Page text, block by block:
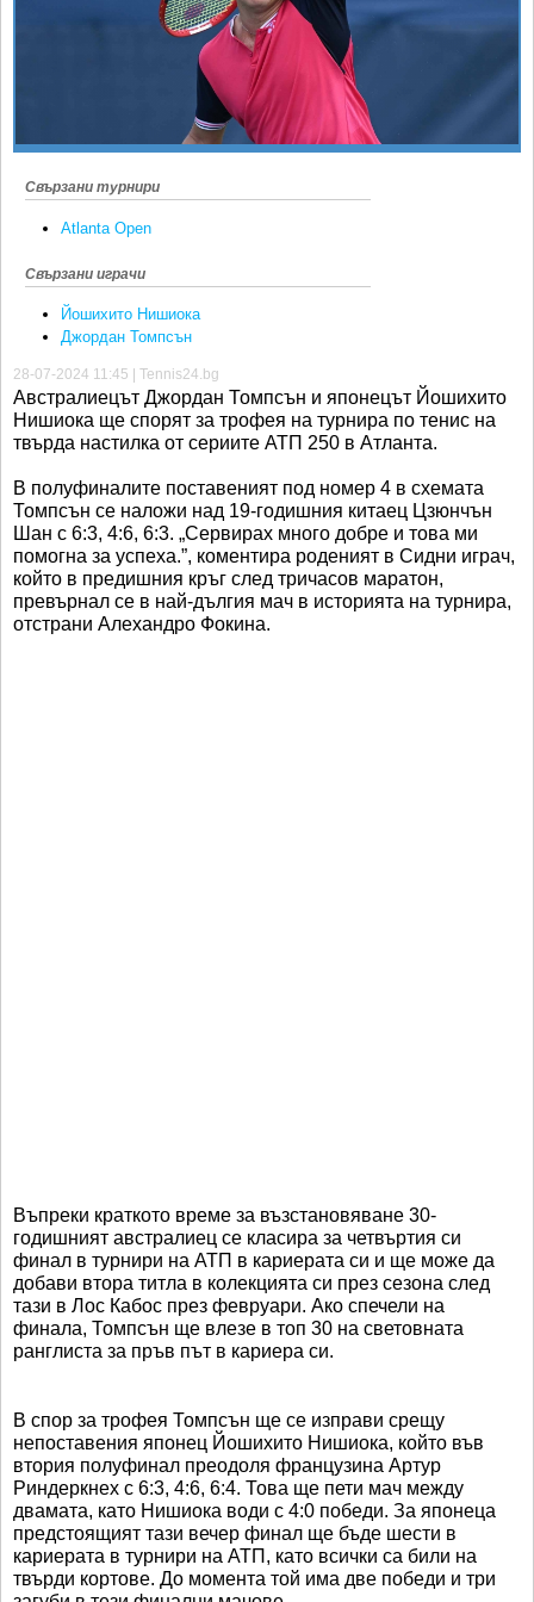
Свързани турнири
Atlanta Open
Свързани играчи
Йошихито Нишиока
Джордан Томпсън
28-07-2024 11:45 | Tennis24.bg
Австралиецът Джордан Томпсън и японецът Йошихито
Нишиока ще спорят за трофея на турнира по тенис на
твърда настилка от сериите АТП 250 в Атланта.
В полуфиналите поставеният под номер 4 в схемата
Томпсън се наложи над 19-годишния китаец Цзюнчън
Шан с 6:3, 4:6, 6:3. „Сервирах много добре и това ми
помогна за успеха.”, коментира роденият в Сидни играч,
който в предишния кръг след тричасов маратон,
превърнал се в най-дългия мач в историята на турнира,
отстрани Алехандро Фокина.
Въпреки краткото време за възстановяване 30-
годишният австралиец се класира за четвъртия си
финал в турнири на АТП в кариерата си и ще може да
добави втора титла в колекцията си през сезона след
тази в Лос Кабос през февруари. Ако спечели на
финала, Томпсън ще влезе в топ 30 на световната
ранглиста за пръв път в кариера си.
В спор за трофея Томпсън ще се изправи срещу
непоставения японец Йошихито Нишиока, който във
втория полуфинал преодоля французина Артур
Риндеркнех с 6:3, 4:6, 6:4. Това ще пети мач между
двамата, като Нишиока води с 4:0 победи. За японеца
предстоящият тази вечер финал ще бъде шести в
кариерата в турнири на АТП, като всички са били на
твърди кортове. До момента той има две победи и три